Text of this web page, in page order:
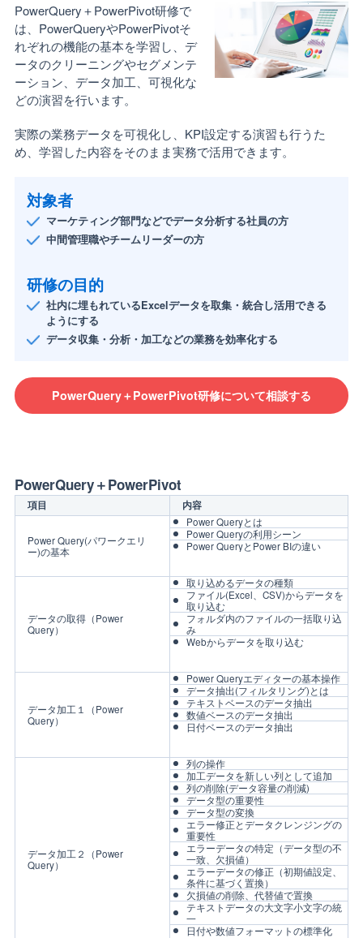
PowerQuery＋PowerPivot研修で
は、PowerQueryやPowerPivotそ
れぞれの機能の基本を学習し、デ
ータのクリーニングやセグメンテ
ーション、データ加工、可視化な
どの演習を行います。
実際の業務データを可視化し、KPI設定する演習も行うた
め、学習した内容をそのまま実務で活用できます。
対象者
マーケティング部門などでデータ分析する社員の方
中間管理職やチームリーダーの方
研修の目的
社内に埋もれているExcelデータを取集・統合し活用できる
ようにする
データ収集・分析・加工などの業務を効率化する
PowerQuery＋PowerPivot研修について相談する
PowerQuery＋PowerPivot
項目 内容
Power Query(パワークエリ
ー)の基本
Power Queryとは
Power Queryの利用シーン
Power QueryとPower BIの違い
データの取得（Power
Query）
取り込めるデータの種類
ファイル(Excel、CSV)からデータを
取り込む
フォルダ内のファイルの一括取り込
み
Webからデータを取り込む
データ加工１（Power
Query）
Power Queryエディターの基本操作
データ抽出(フィルタリング)とは
テキストベースのデータ抽出
数値ベースのデータ抽出
日付ベースのデータ抽出
データ加工２（Power
Query）
列の操作
加工データを新しい列として追加
列の削除(データ容量の削減)
データ型の重要性
データ型の変換
エラー修正とデータクレンジングの
重要性
エラーデータの特定（データ型の不
一致、欠損値）
エラーデータの修正（初期値設定、
条件に基づく置換）
欠損値の削除、代替値で置換
テキストデータの大文字小文字の統
一
日付や数値フォーマットの標準化